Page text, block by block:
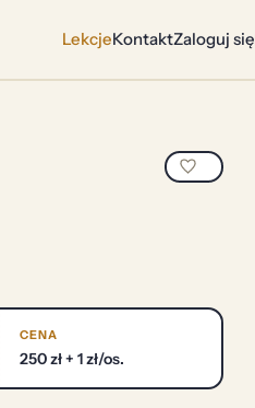
LekcjeKontaktZaloguj się
CENA
250 zł + 1 zł/os.